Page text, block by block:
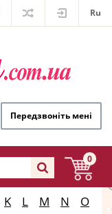
Ru
Передзвоніть мені
0
K L M N
O